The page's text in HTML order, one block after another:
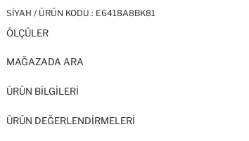
SIYAH / ÜRÜN KODU : E6418A8BK81
ÖLÇÜLER
MAĞAZADA ARA
ÜRÜN BILGILERI
ÜRÜN DEĞERLENDİRMELERİ